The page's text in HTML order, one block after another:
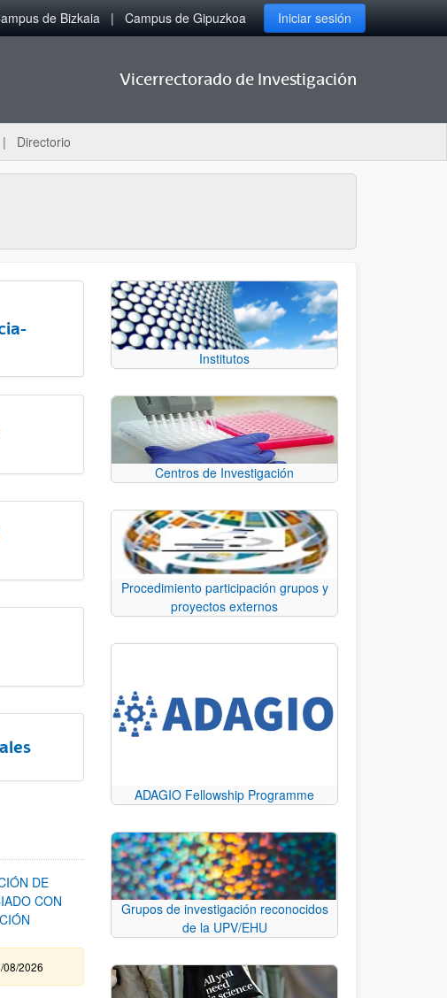
de Bizkaia Campus de Gipuzkoa Iniciar sesión
Vicerrectorado de Investigación
Directorio
DE
CON
08/2026
Institutos
Centros de Investigación
Procedimiento participación grupos y
proyectos externos
ADAGIO Fellowship Programme
Grupos de investigación reconocidos
de la UPV/EHU